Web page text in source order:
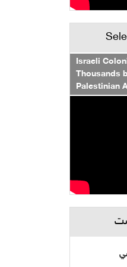
Israeli
Thousands
Palestinian